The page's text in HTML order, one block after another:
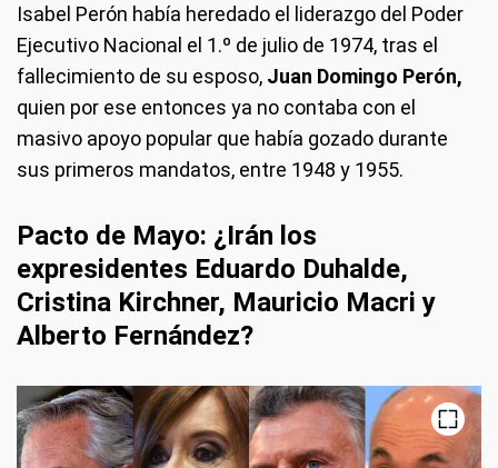
Isabel Perón había heredado el liderazgo del Poder
Ejecutivo Nacional el 1.º de julio de 1974, tras el
fallecimiento de su esposo, Juan Domingo Perón,
quien por ese entonces ya no contaba con el
masivo apoyo popular que había gozado durante
sus primeros mandatos, entre 1948 y 1955.
Pacto de Mayo: ¿Irán los
expresidentes Eduardo Duhalde,
Cristina Kirchner, Mauricio Macri y
Alberto Fernández?